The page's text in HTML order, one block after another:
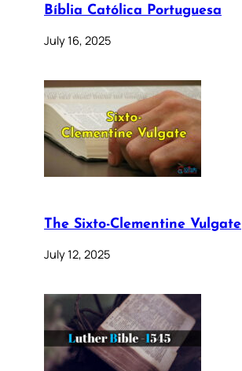
Bíblia Católica Portuguesa
July 16, 2025
The Sixto-Clementine Vulgate
July 12, 2025